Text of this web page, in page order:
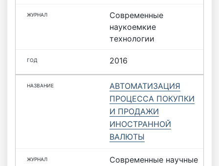
Современные
наукоемкие
технологии
2016
АВТОМАТИЗАЦИЯ
ПРОЦЕССА ПОКУПКИ
И ПРОДАЖИ
ИНОСТРАННОЙ
ВАЛЮТЫ
Современные научные